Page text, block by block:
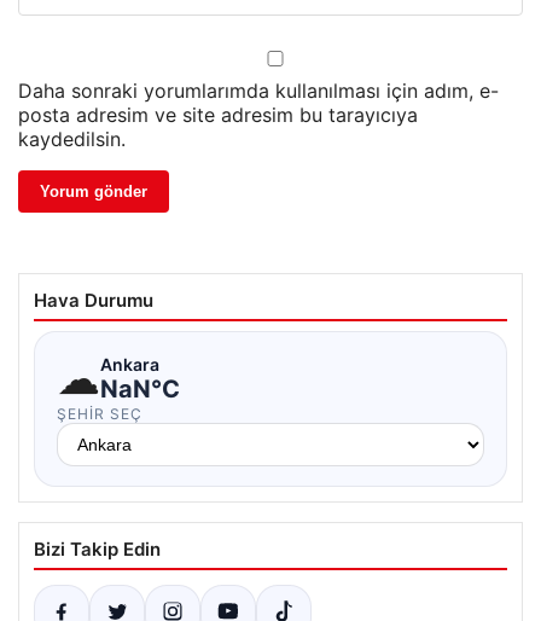
Daha sonraki yorumlarımda kullanılması için adım, e-
posta adresim ve site adresim bu tarayıcıya
kaydedilsin.
Hava Durumu
☁Ankara
NaN°C
ŞEHIR SEÇ
Bizi Takip Edin